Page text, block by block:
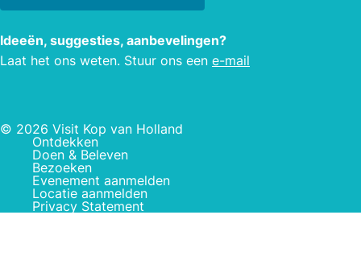
Ideeën, suggesties, aanbevelingen?
Laat het ons weten. Stuur ons een e-mail
© 2026 Visit Kop van Holland
Ontdekken
Doen & Beleven
Bezoeken
Evenement aanmelden
Locatie aanmelden
Privacy Statement